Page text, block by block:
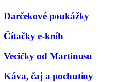
Darčekové poukážky
Čítačky e-kníh
Vecičky od Martinusu
Káva, čaj a pochutiny